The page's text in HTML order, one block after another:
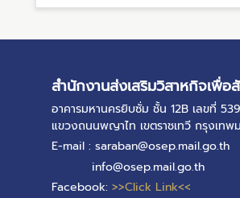
สำนักงานส่งเสริมวิสาหกิจเพื่อ
อาคารมหานครยิบซั่ม ชั้น 12B เลขที่
แขวงถนนพญาไท เขตราชเทวี กรุงเทพ
E-mail : saraban@osep.mail.go.th
info@osep.mail.go.th
Facebook: >>Click Link<<